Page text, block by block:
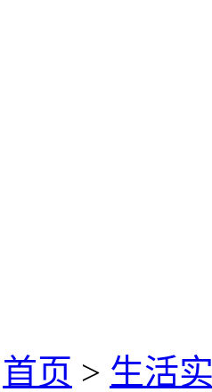
首页 > 生活